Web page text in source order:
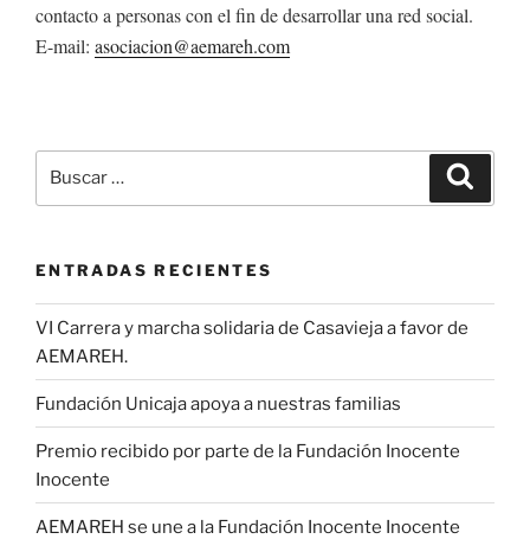
contacto a personas con el fin de desarrollar una red social.
E-mail: asociacion@aemareh.com
por:
ENTRADAS RECIENTES
VI Carrera y marcha solidaria de Casavieja a favor de
AEMAREH.
Fundación Unicaja apoya a nuestras familias
Premio recibido por parte de la Fundación Inocente
Inocente
AEMAREH se une a la Fundación Inocente Inocente